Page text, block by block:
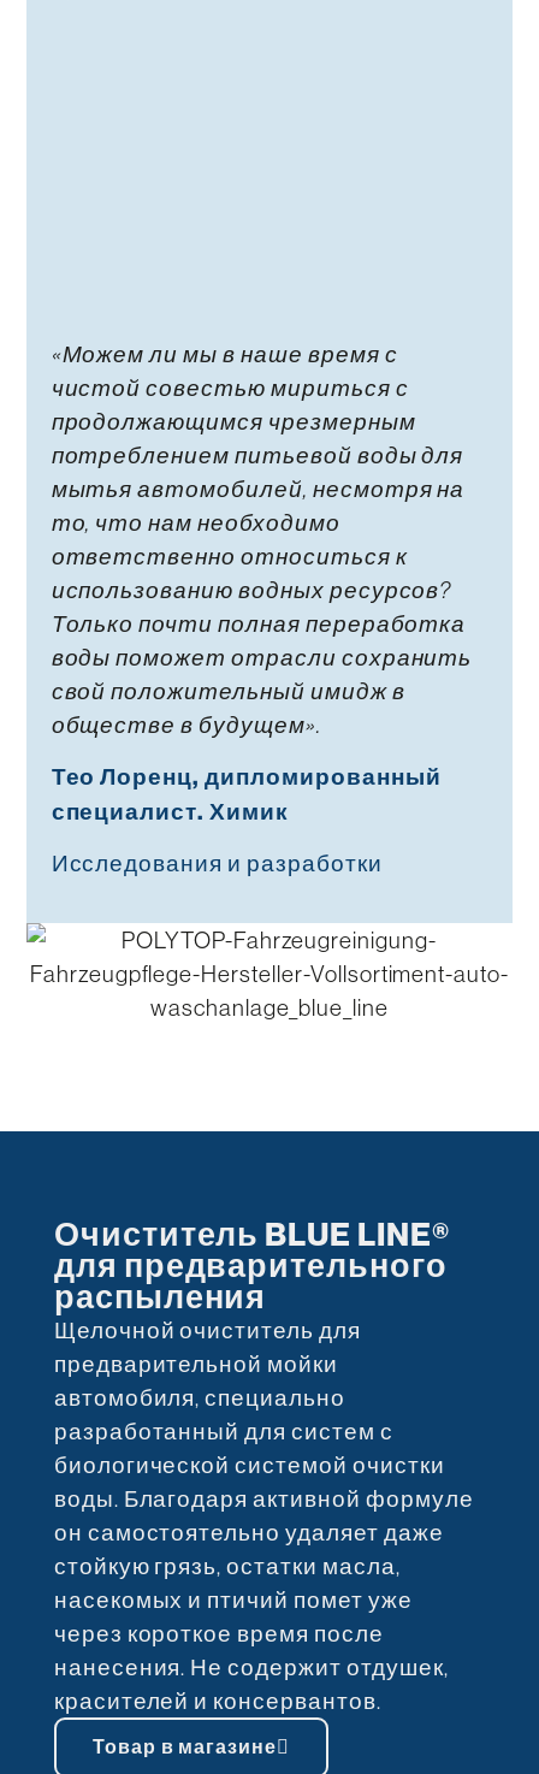
«Можем ли мы в наше время с
чистой совестью мириться с
продолжающимся чрезмерным
потреблением питьевой воды для
мытья автомобилей, несмотря на
то, что нам необходимо
ответственно относиться к
использованию водных ресурсов?
Только почти полная переработка
воды поможет отрасли сохранить
свой положительный имидж в
обществе в будущем».
Тео Лоренц, дипломированный
специалист. Химик
Исследования и разработки
Очиститель BLUE LINE®
для предварительного
распыления
Щелочной очиститель для
предварительной мойки
автомобиля, специально
разработанный для систем с
биологической системой очистки
воды. Благодаря активной формуле
он самостоятельно удаляет даже
стойкую грязь, остатки масла,
насекомых и птичий помет уже
через короткое время после
нанесения. Не содержит отдушек,
красителей и консервантов.
Товар в магазине